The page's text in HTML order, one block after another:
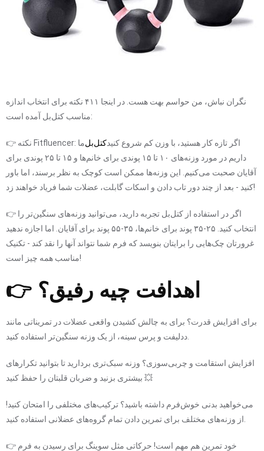
نگران نباش، من حواسم بهت هست. در اینجا ۴۱۱ نکته برای انتخاب اندازه
مناسب کتل‌بل آمده است:
👉 نکته Fitfluencer: اگر تازه کار هستید، با وزن کم شروع کنیدکتل‌بلما
داریم در مورد وزنه‌های ۱۰ تا ۱۵ پوندی برای خانم‌ها و ۱۵ تا ۲۵ پوندی برای
آقایان صحبت می‌کنیم. این وزنه‌ها ممکن است کوچک به نظر برسند، اما باور
کنید - بعد از چند دور تاب دادن و اسکات گابلت، عضلات شما فریاد خواهند زد!
👉 اگر در استفاده از کتل‌بل تجربه دارید، می‌توانید وزنه‌های سنگین‌تر را
انتخاب کنید. ۲۵-۳۵ پوند برای خانم‌ها، ۳۵-۵۵ پوند برای آقایان. اما اجازه ندهید
غرورتان چک‌هایی را برایتان بنویسد که فرم شما نتواند آنها را نقد کند - تکنیک
مناسب همه چیز است!
👉 اهدافت چیه رفیق؟
برای افزایش قدرت؟ برای به چالش کشیدن واقعی عضلات در تمریناتی مانند
افزایش استقامت و چربی‌سوزی؟ وزنه سبک‌تری بردارید تا بتوانید تکرارهای
بیشتری بزنید و ضربان قلبتان را حفظ کنید 💥
می‌خواهید بدنی خوش‌فرم داشته باشید؟ ترکیب‌های مختلفی را امتحان کنید!
👉 خود تمرین هم مهم است! حرکاتی مثل سوینگ برای رسیدن به فرم